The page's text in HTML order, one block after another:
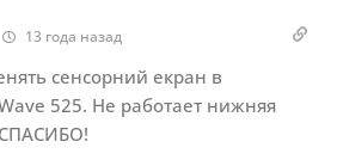
13 года назад
сенсорний екран в
525. Не работает нижняя